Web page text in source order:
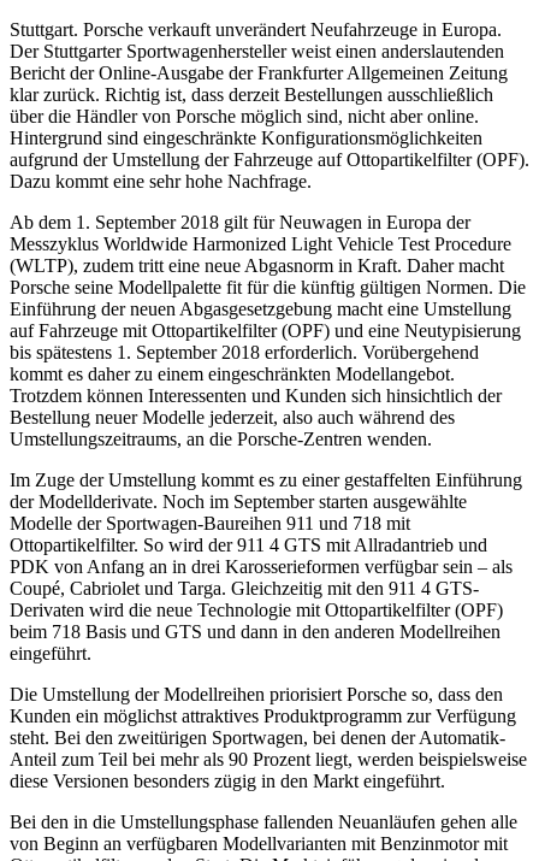
Stuttgart. Porsche verkauft unverändert Neufahrzeuge in Europa.
Der Stuttgarter Sportwagenhersteller weist einen anderslautenden
Bericht der Online-Ausgabe der Frankfurter Allgemeinen Zeitung
klar zurück. Richtig ist, dass derzeit Bestellungen ausschließlich
über die Händler von Porsche möglich sind, nicht aber online.
Hintergrund sind eingeschränkte Konfigurationsmöglichkeiten
aufgrund der Umstellung der Fahrzeuge auf Ottopartikelfilter (OPF).
Dazu kommt eine sehr hohe Nachfrage.
Ab dem 1. September 2018 gilt für Neuwagen in Europa der
Messzyklus Worldwide Harmonized Light Vehicle Test Procedure
(WLTP), zudem tritt eine neue Abgasnorm in Kraft. Daher macht
Porsche seine Modellpalette fit für die künftig gültigen Normen. Die
Einführung der neuen Abgasgesetzgebung macht eine Umstellung
auf Fahrzeuge mit Ottopartikelfilter (OPF) und eine Neutypisierung
bis spätestens 1. September 2018 erforderlich. Vorübergehend
kommt es daher zu einem eingeschränkten Modellangebot.
Trotzdem können Interessenten und Kunden sich hinsichtlich der
Bestellung neuer Modelle jederzeit, also auch während des
Umstellungszeitraums, an die Porsche-Zentren wenden.
Im Zuge der Umstellung kommt es zu einer gestaffelten Einführung
der Modellderivate. Noch im September starten ausgewählte
Modelle der Sportwagen-Baureihen 911 und 718 mit
Ottopartikelfilter. So wird der 911 4 GTS mit Allradantrieb und
PDK von Anfang an in drei Karosserieformen verfügbar sein – als
Coupé, Cabriolet und Targa. Gleichzeitig mit den 911 4 GTS-
Derivaten wird die neue Technologie mit Ottopartikelfilter (OPF)
beim 718 Basis und GTS und dann in den anderen Modellreihen
eingeführt.
Die Umstellung der Modellreihen priorisiert Porsche so, dass den
Kunden ein möglichst attraktives Produktprogramm zur Verfügung
steht. Bei den zweitürigen Sportwagen, bei denen der Automatik-
Anteil zum Teil bei mehr als 90 Prozent liegt, werden beispielsweise
diese Versionen besonders zügig in den Markt eingeführt.
Bei den in die Umstellungsphase fallenden Neuanläufen gehen alle
von Beginn an verfügbaren Modellvarianten mit Benzinmotor mit